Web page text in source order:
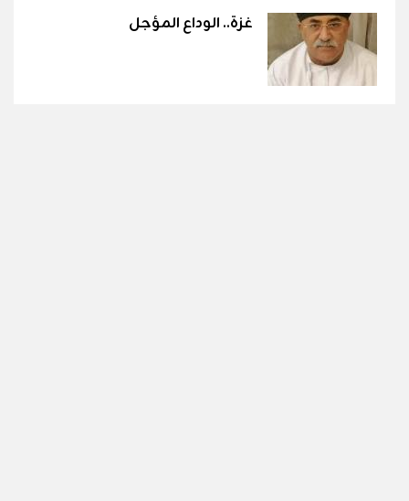
غزة.. الوداع المؤجل